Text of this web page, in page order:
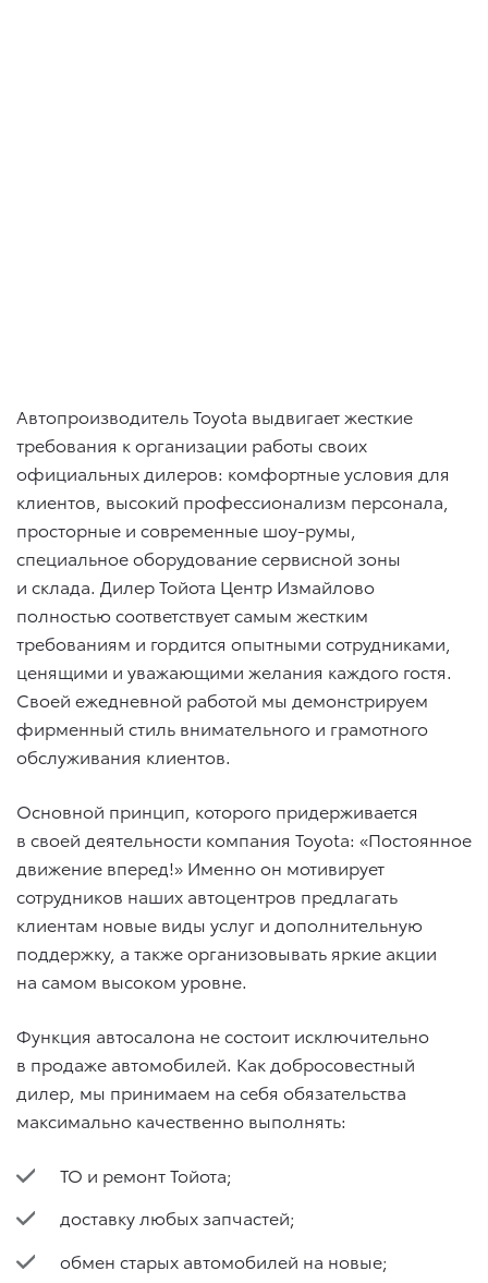
Автопроизводитель Toyota выдвигает жесткие
требования к организации работы своих
официальных дилеров: комфортные условия для
клиентов, высокий профессионализм персонала,
просторные и современные шоу-румы,
специальное оборудование сервисной зоны
и склада. Дилер Тойота Центр Измайлово
полностью соответствует самым жестким
требованиям и гордится опытными сотрудниками,
ценящими и уважающими желания каждого гостя.
Своей ежедневной работой мы демонстрируем
фирменный стиль внимательного и грамотного
обслуживания клиентов.
Основной принцип, которого придерживается
в своей деятельности компания Toyota: «Постоянное
движение вперед!» Именно он мотивирует
сотрудников наших автоцентров предлагать
клиентам новые виды услуг и дополнительную
поддержку, а также организовывать яркие акции
на самом высоком уровне.
Функция автосалона не состоит исключительно
в продаже автомобилей. Как добросовестный
дилер, мы принимаем на себя обязательства
максимально качественно выполнять:
ТО и ремонт Тойота;
доставку любых запчастей;
обмен старых автомобилей на новые;